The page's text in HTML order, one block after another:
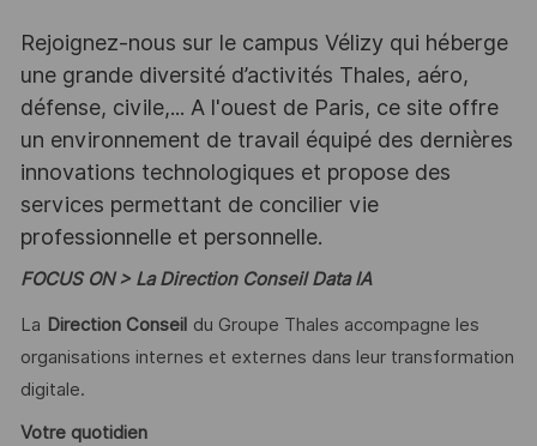
Rejoignez-nous sur le campus Vélizy qui héberge
une grande diversité d’activités Thales, aéro,
défense, civile,... A l'ouest de Paris, ce site offre
un environnement de travail équipé des dernières
innovations technologiques et propose des
services permettant de concilier vie
professionnelle et personnelle.
FOCUS ON > La Direction Conseil Data IA
La Direction Conseil du Groupe Thales accompagne les
organisations internes et externes dans leur transformation
digitale.
Votre quotidien